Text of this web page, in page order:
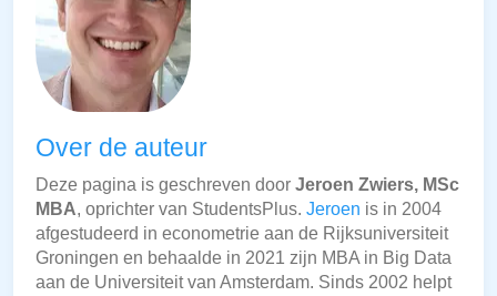
Over de auteur
Deze pagina is geschreven door Jeroen Zwiers, MSc
MBA, oprichter van StudentsPlus. Jeroen is in 2004
afgestudeerd in econometrie aan de Rijksuniversiteit
Groningen en behaalde in 2021 zijn MBA in Big Data
aan de Universiteit van Amsterdam. Sinds 2002 helpt